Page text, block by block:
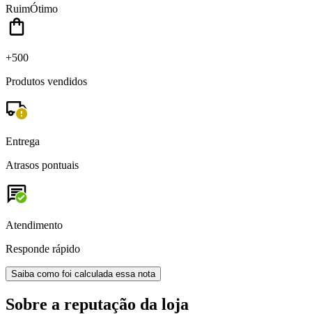
RuimÓtimo
+500
Produtos vendidos
Entrega
Atrasos pontuais
Atendimento
Responde rápido
Saiba como foi calculada essa nota
Sobre a reputação da loja